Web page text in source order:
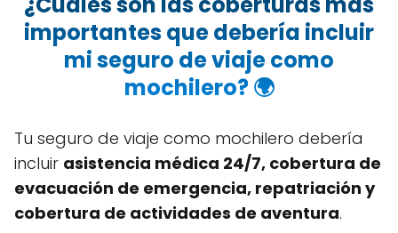
importantes que debería incluir
mi seguro de viaje como
mochilero? 🌍
Tu seguro de viaje como mochilero debería
incluir asistencia médica 24/7, cobertura de
evacuación de emergencia, repatriación y
cobertura de actividades de aventura.